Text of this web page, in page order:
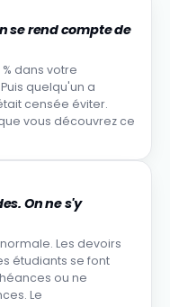
se rend compte de
dans votre
quelqu'un a
censée éviter.
vous découvrez ce
On ne s'y
Les devoirs
étudiants se font
ou ne
Le